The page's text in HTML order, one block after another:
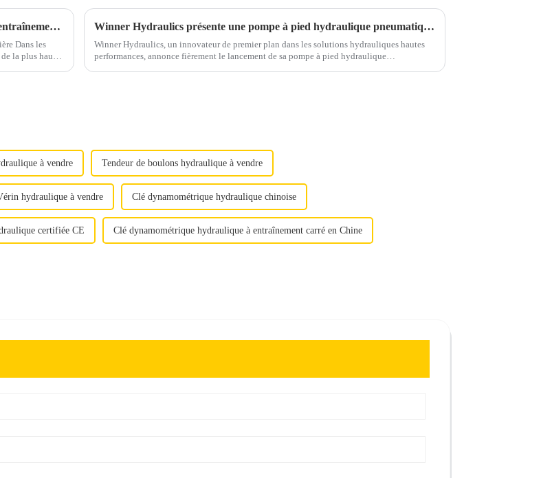
Projet d'application de clé dynamométrique hydraulique à entraînement carré
Dans les
la plus haute
Winner Hydraulics présente une pompe à pied hydraulique pneumatique avancée pour une efficacité industrielle
Winner Hydraulics, un innovateur de premier plan dans les solutions hydrauliques hautes
performances, annonce fièrement le lancement de sa pompe à pied hydraulique
à vendre Tendeur de boulons hydraulique à vendre
hydraulique à vendre Clé dynamométrique hydraulique chinoise
certifiée CE Clé dynamométrique hydraulique à entraînement carré en Chine